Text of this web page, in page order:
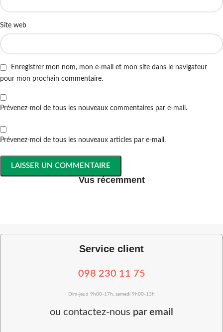
Site web
Enregistrer mon nom, mon e-mail et mon site dans le navigateur
pour mon prochain commentaire.
Prévenez-moi de tous les nouveaux commentaires par e-mail.
Prévenez-moi de tous les nouveaux articles par e-mail.
Vus récemment
Service client
098 230 11 75
Dim-jeud 9h00-17h, samedi 9h00-13h
ou contactez-nous par email